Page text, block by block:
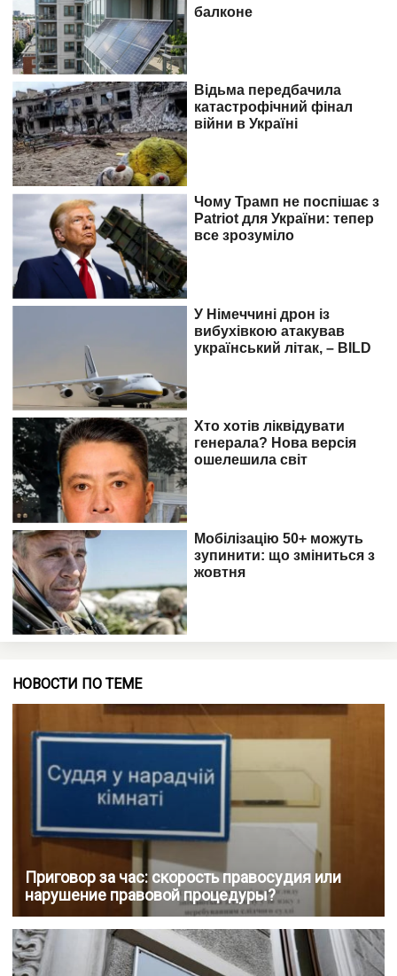
НОВОСТИ ПО ТЕМЕ
Приговор за час: скорость правосудия или
нарушение правовой процедуры?